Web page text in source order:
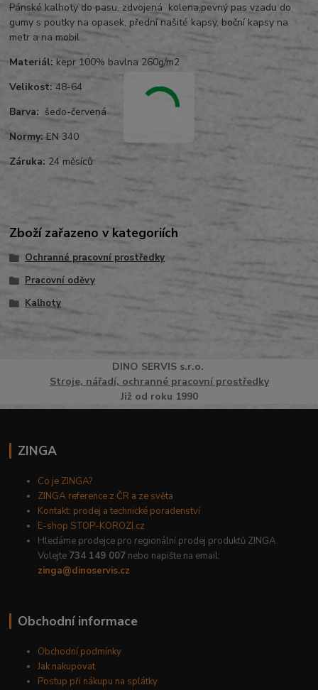
Pánské kalhoty do pasu, zdvojená kolena,pevný pas vzadu do
gumy s poutky na opasek, přední našité kapsy, boční kapsy na
metr a na mobil
Materiál: kepr 100% bavlna 260g/m2
Velikost: 48-64
Barva: šedo-červená
Normy: EN 340
Záruka: 24 měsíců
Zboží zařazeno v kategoriích
Ochranné pracovní prostředky
Pracovní oděvy
Kalhoty
DINO SERVISs.r.o.
Stroje, nářadí, ochranné pracovní prostředky
Již od roku 1990
ZINGA
Co je ZINGA?
ZINGA reference z ČR a ze světa
Kontakt: prodej a technické poradenství
E-shop STOP-KOROZI.cz
Hledáme prodejce pro regionální prodej produktů ZINGA.
Volejte 734 149 007 nebo napište na email:
zinga@dinoservis.cz
Obchodní informace
Obchodní podmínky
Jak nakupovat
Postup při nákupu na splátky